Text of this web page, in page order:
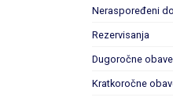
Neraspoređeni
Rezervisanja
Dugoročne
Kratkoročne